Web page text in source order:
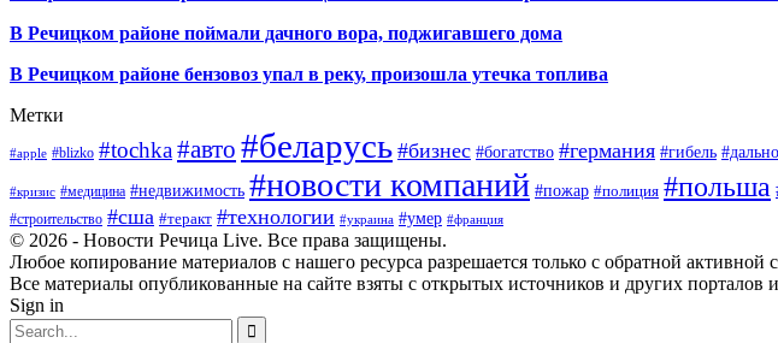
В Речицком районе поймали дачного вора, поджигавшего дома
В Речицком районе бензовоз упал в реку, произошла утечка топлива
Метки
#apple #blizko #tochka#авто #беларусь #бизнес #богатство #германия #гибель
#кризис #медицина #недвижимость #новости компаний #пожар #полиция #польша
#строительство #сша #теракт #технологии #украина #умер #франция
© 2026 - Новости Речица Live. Все права защищены.
Любое копирование материалов с нашего ресурса разрешается только с обратной активной
Все материалы опубликованные на сайте взяты с открытых источников и других порталов
Sign in